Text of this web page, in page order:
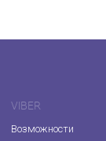
VIBER
Возможности